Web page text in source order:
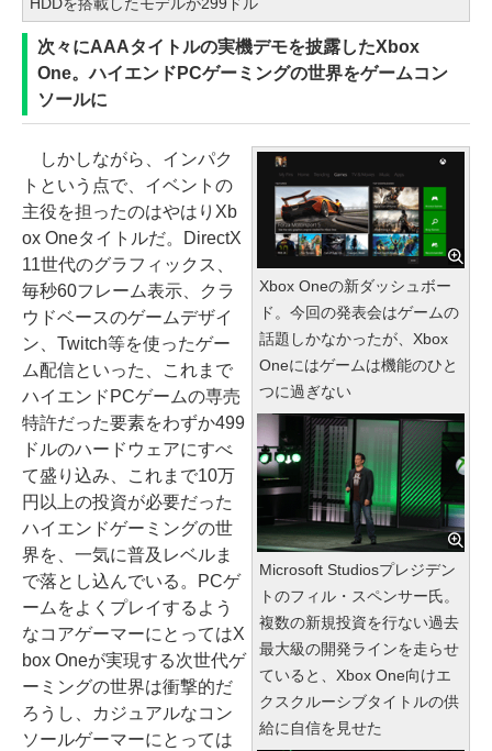
次々にAAAタイトルの実機デモを披露したXbox
One。ハイエンドPCゲーミングの世界をゲームコン
ソールに
Xbox Oneの新ダッシュボー
ド。今回の発表会はゲームの
話題しかなかったが、Xbox
Oneにはゲームは機能のひと
つに過ぎない
Microsoft Studiosプレジデン
トのフィル・スペンサー氏。
複数の新規投資を行ない過去
最大級の開発ラインを走らせ
ていると、Xbox One向けエ
クスクルーシブタイトルの供
給に自信を見せた
しかしながら、インパク
トという点で、イベントの
主役を担ったのはやはりXb
ox Oneタイトルだ。DirectX
11世代のグラフィックス、
毎秒60フレーム表示、クラ
ウドベースのゲームデザイ
ン、Twitch等を使ったゲー
ム配信といった、これまで
ハイエンドPCゲームの専売
特許だった要素をわずか499
ドルのハードウェアにすべ
て盛り込み、これまで10万
円以上の投資が必要だった
ハイエンドゲーミングの世
界を、一気に普及レベルま
で落とし込んでいる。PCゲ
ームをよくプレイするよう
なコアゲーマーにとってはX
box Oneが実現する次世代ゲ
ーミングの世界は衝撃的だ
ろうし、カジュアルなコン
ソールゲーマーにとっては